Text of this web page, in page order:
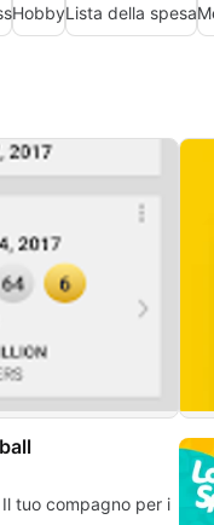
HobbyLista della spesa
tuo compagno per i